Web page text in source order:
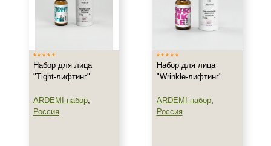
Испания
Тип товара
Гель
Гоммаж
Набор для лица
"Tight-лифтинг"
ARDEMI набор,
Россия
Набор для лица
"Wrinkle-лифтинг"
ARDEMI набор,
Россия